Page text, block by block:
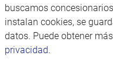
buscamos
instalan cookies, se
datos. Puede obtener
privacidad.